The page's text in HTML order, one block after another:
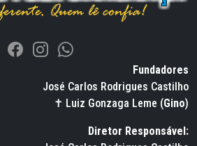
Fundadores
José Carlos Rodrigues Castilho
✝ Luiz Gonzaga Leme (Gino)
Diretor Responsável: